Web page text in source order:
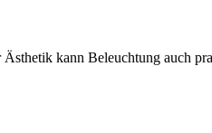
kann Beleuchtung auch